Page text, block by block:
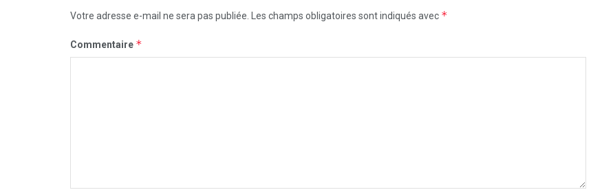
Votre adresse e-mail ne sera pas publiée. Les champs obligatoires sont indiqués avec *
Commentaire *